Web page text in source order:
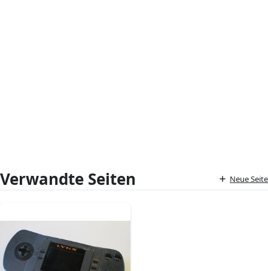
Verwandte Seiten Neue Seite